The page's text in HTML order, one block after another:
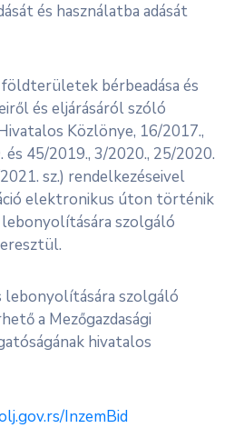
és használatba adását
bérbeadása és
és eljárásáról szóló
Közlönye, 16/2017.,
és 45/2019., 3/2020., 25/2020.
sz.) rendelkezéseivel
elektronikus úton történik
szolgáló
lebonyolítására szolgáló
a Mezőgazdasági
hivatalos
InzemBid